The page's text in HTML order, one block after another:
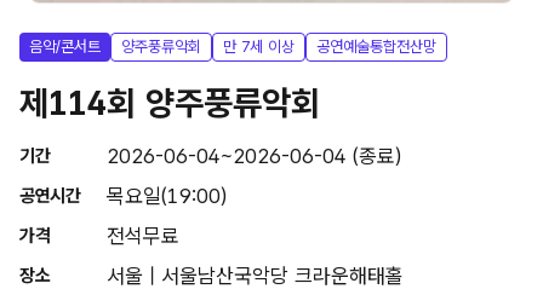
음악/콘서트 양주풍류악회 만 7세 이상 공연예술통합전산망
제114회 양주풍류악회
기간 2026-06-04~2026-06-04 (종료)
공연시간 목요일(19:00)
가격 전석무료
장소 서울 | 서울남산국악당 크라운해태홀